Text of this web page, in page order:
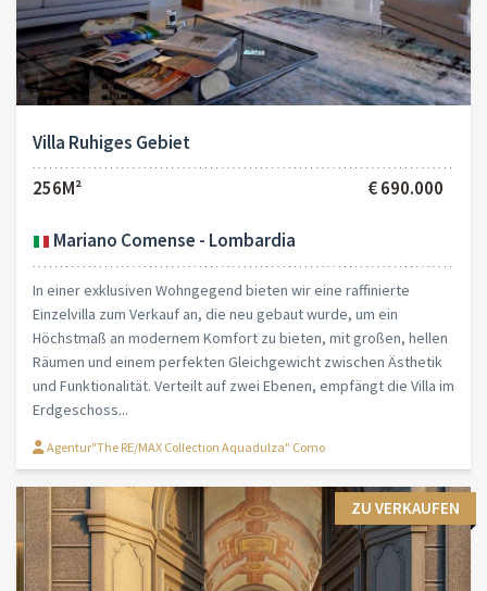
Villa Ruhiges Gebiet
256M²
€ 690.000
Mariano Comense - Lombardia
In einer exklusiven Wohngegend bieten wir eine raffinierte
Einzelvilla zum Verkauf an, die neu gebaut wurde, um ein
Höchstmaß an modernem Komfort zu bieten, mit großen, hellen
Räumen und einem perfekten Gleichgewicht zwischen Ästhetik
und Funktionalität. Verteilt auf zwei Ebenen, empfängt die Villa im
Erdgeschoss...
Agentur"The RE/MAX Collection Aquadulza" Como
ZU VERKAUFEN